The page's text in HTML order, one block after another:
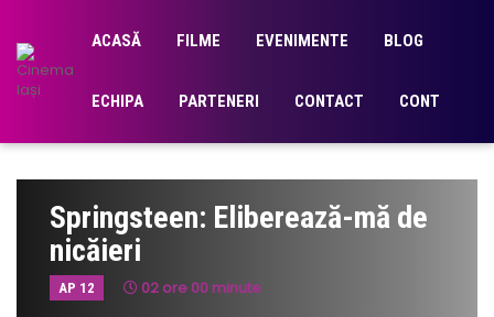
ACASĂ FILME EVENIMENTE BLOG
ECHIPA PARTENERI CONTACT CONT
Springsteen: Eliberează-mă de
nicăieri
AP 12 02 ore 00 minute